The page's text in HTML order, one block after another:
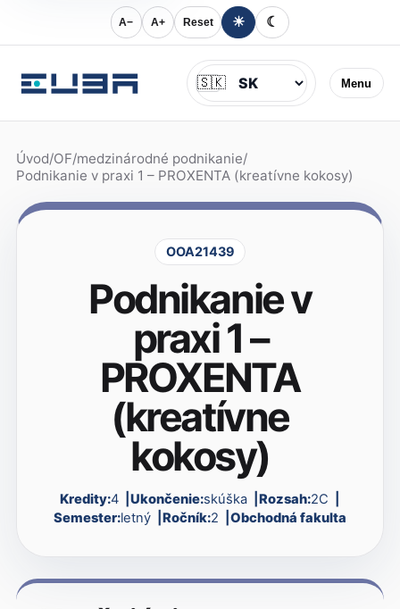
A− A+ Reset ☀ ☾
Menu
Jazyk
🇸🇰
Úvod/OF/medzinárodné podnikanie/
Podnikanie v praxi 1 – PROXENTA (kreatívne kokosy)
OOA21439
Podnikanie v
praxi 1 –
PROXENTA
(kreatívne
kokosy)
Kredity:4 Ukončenie:skúška Rozsah:2C
Semester:letný Ročník:2 Obchodná fakulta